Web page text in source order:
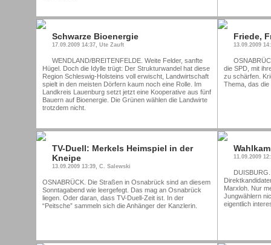
Schwarze Bioenergie
17.09.2009 14:37, Ute Zauft
WENDLAND/BREITENFELDE. Weite Felder, sanfte
Hügel. Doch die Idylle trügt: Der Strukturwandel hat diese
Region Schleswig-Holsteins voll erwischt, Landwirtschaft
spielt in den meisten Dörfern kaum noch eine Rolle. Im
Landkreis Lauenburg setzt jetzt eine Kooperative aus fünf
Bauern auf Bioenergie. Die Grünen wählen die Landwirte
trotzdem nicht.
Friede,
13.09.2009
die SPD, mit
zu schärfen.
Thema, das
TV-Duell: Merkels Heimspiel in der
Kneipe
13.09.2009 13:39, C. Salewski
OSNABRÜCK. Die Straßen in Osnabrück sind an diesem
Sonntagabend wie leergefegt. Das mag an Osnabrück
liegen. Oder daran, dass TV-Duell-Zeit ist. In der
“Peitsche” sammeln sich die Anhänger der Kanzlerin.
11.09.2009
Marxloh. Nur
Jungwählern
eigentlich